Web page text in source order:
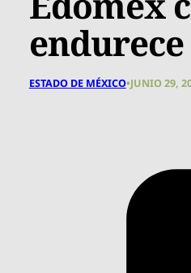
ESTADO DE MÉXICO•JUNIO 29,